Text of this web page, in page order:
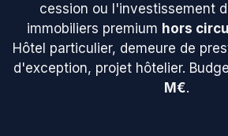
cession ou l'investissement
immobiliers premium hors
Hôtel particulier, demeure de
d'exception, projet hôtelier.
M€.